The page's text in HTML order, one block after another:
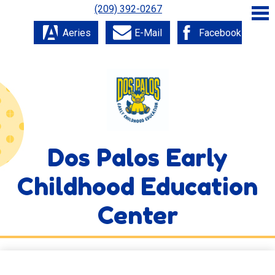
Skip
to
main
content
Dos Palos Early
Childhood Education
Center
Parents
Staff
Students
District Home
(209) 392-0267
Aeries E-Mail Facebook